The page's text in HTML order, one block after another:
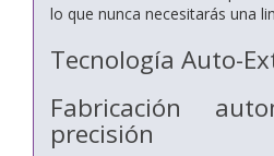
lo que nunca necesitarás una
Tecnología Auto-
Fabricación
precisión